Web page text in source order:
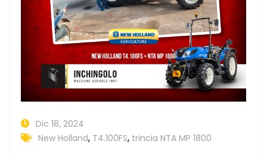
Dic 18, 2024
New Holland, T4.100FS, trincia NTA MP 1800